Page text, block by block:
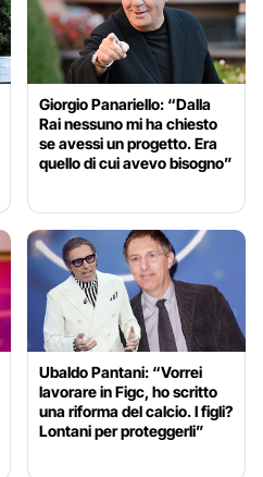
Giorgio Panariello: “Dalla
Rai nessuno mi ha chiesto
se avessi un progetto. Era
quello di cui avevo bisogno”
Ubaldo Pantani: “Vorrei
lavorare in Figc, ho scritto
una riforma del calcio. I figli?
Lontani per proteggerli”